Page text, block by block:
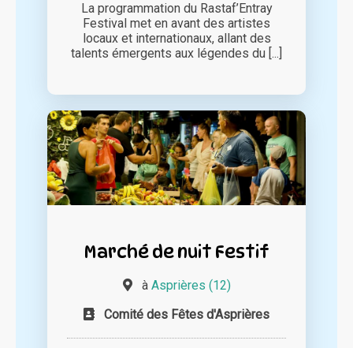
La programmation du Rastaf’Entray
Festival met en avant des artistes
locaux et internationaux, allant des
talents émergents aux légendes du [...]
Marché de nuit Festif
à Asprières (12)
Comité des Fêtes d'Asprières